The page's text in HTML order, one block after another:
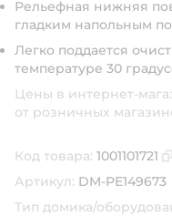
Рельефная нижняя
гладким напольным
Легко поддается
температуре 30
Цены в интернет-
от розничных
Код товара: 1001101721
Артикул: DM-PE149673
Тип домика/